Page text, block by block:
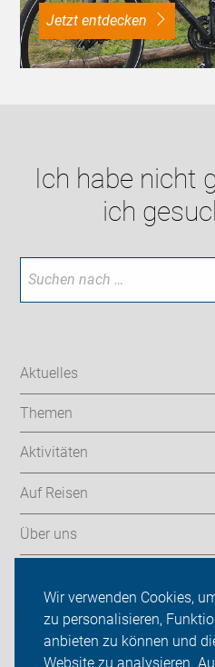
Wir verwenden Cookies,
zu personalisieren,
anbieten zu können und
Website zu analysieren.
Jetzt entdecken
Ich habe nicht
ich
Aktuelles
Themen
Aktivitäten
Auf Reisen
Über uns
Presse
Login